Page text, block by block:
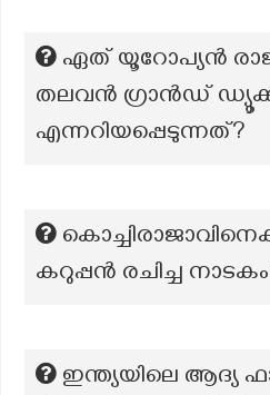
ഏത് യൂറോപ്യൻ
തലവൻ ഗ്രാൻഡ്
എന്നറിയപ്പെടുന്നത്?
കറുപ്പന്‍ രചിച്ച
ഇന്ത്യയിലെ ആദ്യ